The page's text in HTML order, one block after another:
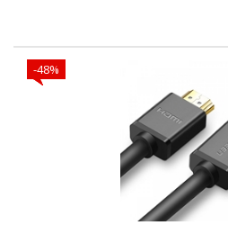
-48%